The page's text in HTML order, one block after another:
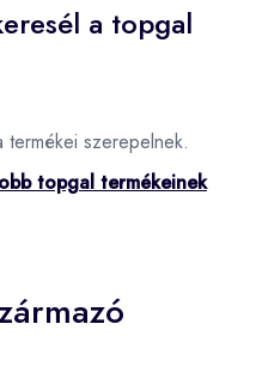
a topgal
termékei szerepelnek.
topgal termékeinek